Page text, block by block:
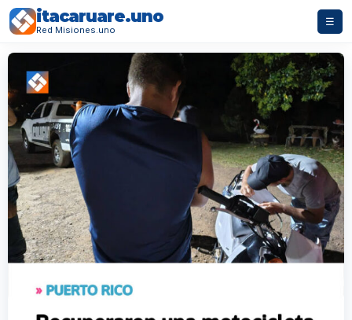
itacaruare.uno
Red Misiones.uno
☰